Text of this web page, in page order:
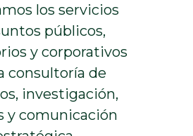
los servicios
públicos,
y corporativos
consultoría de
investigación,
y comunicación